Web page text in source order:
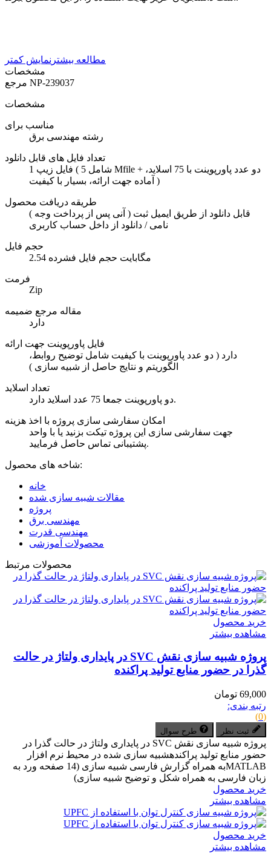
مطالعه بیشتر نمایش کمتر
مشخصات
NP-239037
مشخصات
مناسب برای
رشته مهندسی برق
تعداد فایل های قابل دانلود
1 فایل زیپ ( شامل 5 Mfile + دو عدد پاورپوینت با 75 اسلاید،
آماده جهت ارائه، بسیار با کیفیت )
طریقه دریافت محصول
( آنی پس از پرداخت وجه ) قابل دانلود از طریق ایمیل ثبت
نامی / دانلود از داخل حساب کاربری
حجم فایل
2.54 مگابایت حجم فایل فشرده
فرمت
Zip
مقاله مرجع ضمیمه
دارد
فایل پاورپوینت جهت ارائه
دارد ( دو عدد پاورپوینت با کیفیت شامل توضیح روابط،
الگوریتم و نتایج حاصل از شبیه سازی )
تعداد اسلاید
دو پاورپوینت جمعا 75 عدد اسلاید دارد.
امکان سفارشی سازی پروژه با اخذ هزینه
جهت سفارشی سازی این پروژه تیکت بزنید یا با واحد
پشتیبانی تماس حاصل فرمایید.
شاخه های محصول:
خانه
مقالات شبیه سازی شده
پروژه
مهندسی برق
مهندسی قدرت
محصولات آموزشی
محصولات مرتبط
خرید محصول
مشاهده بیشتر
پروژه شبیه سازی نقش SVC در پایداری ولتاژ در حالت
گذرا در حضور منابع تولید پراکنده
69,000 تومان
رتبه بندی:
(0)
ثبت نظر طرح سوال
پروژه شبیه سازی نقش SVC در پایداری ولتاژ در حالت گذرا در
حضور منابع تولید پراکندهشبیه سازی شده در محیط نرم افزار
MATLABبه همراه گزارش فارسی شبیه سازی (14 صفحه ورد به
زبان فارسی به همراه شکل و توضیح شبیه سازی)
خرید محصول
مشاهده بیشتر
خرید محصول
مشاهده بیشتر